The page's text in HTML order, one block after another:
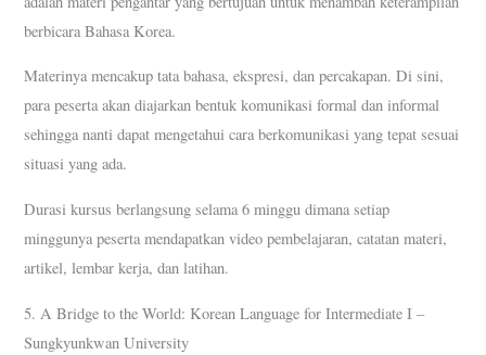
berbicara Bahasa Korea.
Materinya mencakup tata bahasa, ekspresi, dan percakapan. Di sini,
para peserta akan diajarkan bentuk komunikasi formal dan informal
sehingga nanti dapat mengetahui cara berkomunikasi yang tepat sesuai
situasi yang ada.
Durasi kursus berlangsung selama 6 minggu dimana setiap
minggunya peserta mendapatkan video pembelajaran, catatan materi,
artikel, lembar kerja, dan latihan.
5. A Bridge to the World: Korean Language for Intermediate I –
Sungkyunkwan University